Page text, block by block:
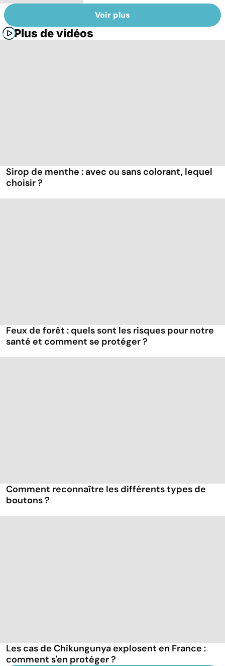
Voir plus
Plus de vidéos
Sirop de menthe : avec ou sans colorant, lequel
choisir ?
Feux de forêt : quels sont les risques pour notre
santé et comment se protéger ?
Comment reconnaître les différents types de
boutons ?
Les cas de Chikungunya explosent en France :
comment s'en protéger ?